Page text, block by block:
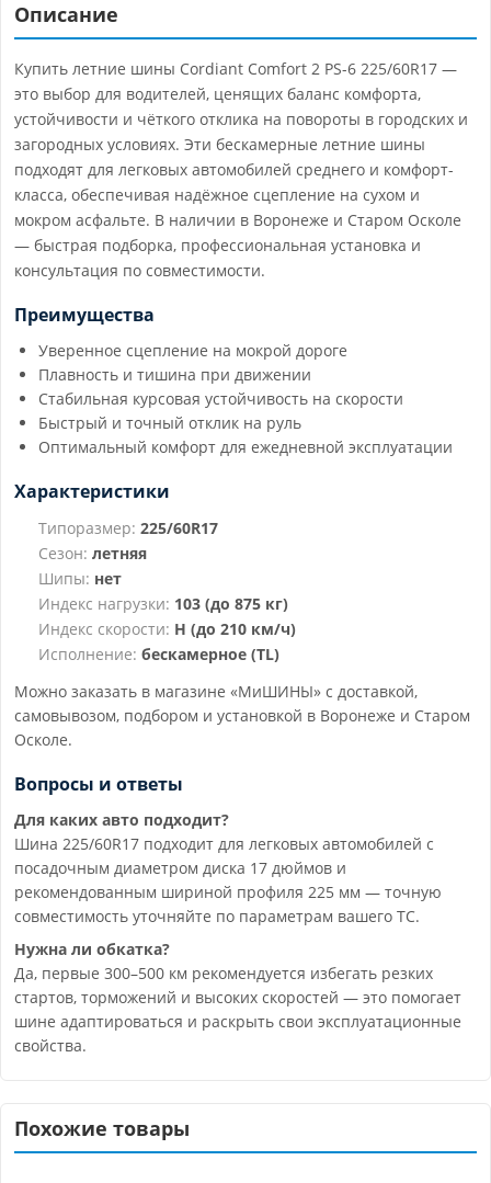
Описание
Купить летние шины Cordiant Comfort 2 PS-6 225/60R17 —
это выбор для водителей, ценящих баланс комфорта,
устойчивости и чёткого отклика на повороты в городских и
загородных условиях. Эти бескамерные летние шины
подходят для легковых автомобилей среднего и комфорт-
класса, обеспечивая надёжное сцепление на сухом и
мокром асфальте. В наличии в Воронеже и Старом Осколе
— быстрая подборка, профессиональная установка и
консультация по совместимости.
Преимущества
Уверенное сцепление на мокрой дороге
Плавность и тишина при движении
Стабильная курсовая устойчивость на скорости
Быстрый и точный отклик на руль
Оптимальный комфорт для ежедневной эксплуатации
Характеристики
Типоразмер: 225/60R17
Сезон: летняя
Шипы: нет
Индекс нагрузки: 103 (до 875 кг)
Индекс скорости: H (до 210 км/ч)
Исполнение: бескамерное (TL)
Можно заказать в магазине «МиШИНЫ» с доставкой,
самовывозом, подбором и установкой в Воронеже и Старом
Осколе.
Вопросы и ответы
Для каких авто подходит?
Шина 225/60R17 подходит для легковых автомобилей с
посадочным диаметром диска 17 дюймов и
рекомендованным шириной профиля 225 мм — точную
совместимость уточняйте по параметрам вашего ТС.
Нужна ли обкатка?
Да, первые 300–500 км рекомендуется избегать резких
стартов, торможений и высоких скоростей — это помогает
шине адаптироваться и раскрыть свои эксплуатационные
свойства.
Похожие товары